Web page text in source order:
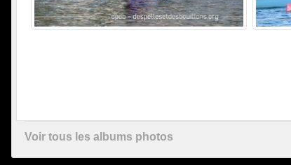
Voir tous les albums photos